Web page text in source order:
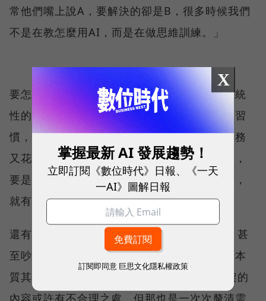
常他們嘴上說A，要解決的卻是B，很多時候我們
不是在教怎麼用AI，而是在做思維訓練。」
要怎麼培養這種能力？陳以婕雖然沒有一個系統
性的答案，人格特質卻顯露了一切。她有一個習
慣，會記錄下自己每天的工作時間、每一個任務
又花了多少時間，「接案仔當然要精打細算啊，
要是花太多時間很不划算。」在意自己的時間，
就有強化效率的動力，同時逼迫思維進化。
還有另外一個特質，「我會跟ChatGPT吵架，甚
至吵到額度都用完了。」陳以婕笑說。吵架的本
質其實是「澄清」，不排除她跟ChatGPT吵架的
X
掌握最新 AI 發展趨勢！
立即訂閱《數位時代》日報、《一天
一AI》圖解日報
訂閱即同意 巨思文化隱私權政策